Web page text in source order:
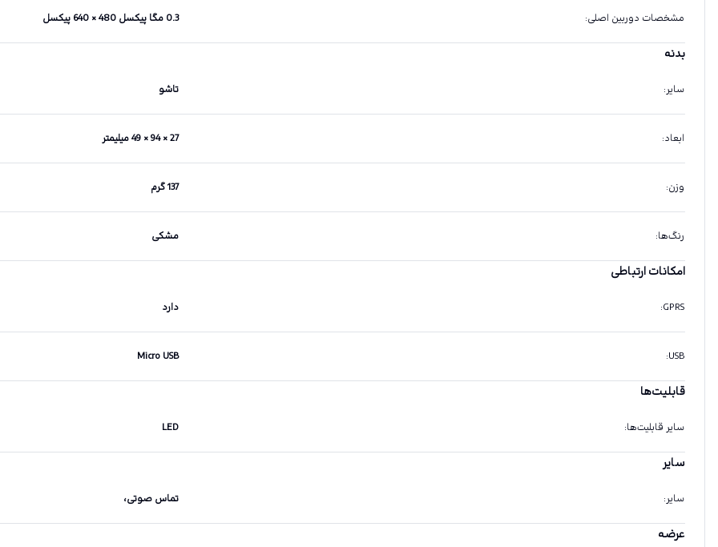
مشخصات دوربین اصلی: 0.3 مگا پیکسل 480 × 640 پیکسل
بدنه
سایر: تاشو
ابعاد: 27 × 94 × 49 میلیمتر
وزن: 137 گرم
رنگ‌ها: مشکی
امکانات ارتباطی
GPRS
: دارد
USB
:
Micro USB
قابلیت‌ها
سایر قابلیت‌ها:
LED
سایر
سایر: تماس صوتی،
عرضه